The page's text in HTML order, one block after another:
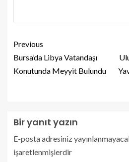
Previous
Bursa’da Libya Vatandaşı
Konutunda Meyyit Bulundu
Bir yanıt yazın
E-posta adresiniz
işaretlenmişlerdir